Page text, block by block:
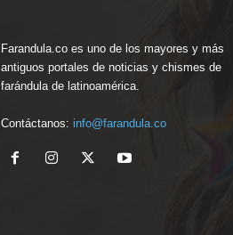
Farandula.co es uno de los mayores y más
antiguos portales de noticias y chismes de
farándula de latinoamérica.
Contáctanos: info@farandula.co